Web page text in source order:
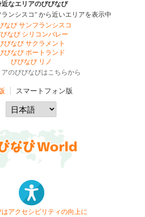
近なエリアのびびなび
ンシスコ" から近いエリアを表示中
なび サンフランシスコ
なび シリコンバレー
びなび サクラメント
びなび ポートランド
びびなび リノ
のびびなびはこちらから
スマートフォン版
アクセシビリティの向上に